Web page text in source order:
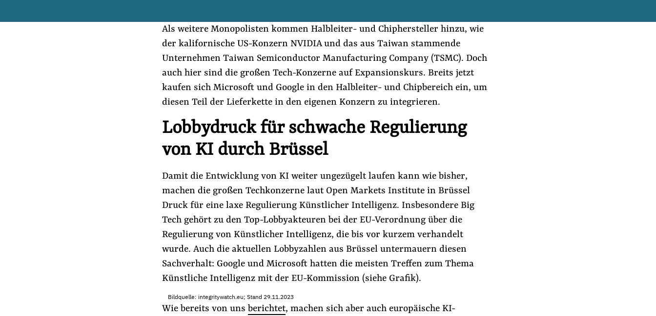
Als weitere Monopolisten kommen Halbleiter- und Chiphersteller hinzu, wie
der kalifornische US-Konzern NVIDIA und das aus Taiwan stammende
Unternehmen Taiwan Semiconductor Manufacturing Company (TSMC). Doch
auch hier sind die großen Tech-Konzerne auf Expansionskurs. Breits jetzt
kaufen sich Microsoft und Google in den Halbleiter- und Chipbereich ein, um
diesen Teil der Lieferkette in den eigenen Konzern zu integrieren.
Lobbydruck für schwache Regulierung
von KI durch Brüssel
Damit die Entwicklung von KI weiter ungezügelt laufen kann wie bisher,
machen die großen Techkonzerne laut Open Markets Institute in Brüssel
Druck für eine laxe Regulierung Künstlicher Intelligenz. Insbesondere Big
Tech gehört zu den Top-Lobbyakteuren bei der EU-Verordnung über die
Regulierung von Künstlicher Intelligenz, die bis vor kurzem verhandelt
wurde. Auch die aktuellen Lobbyzahlen aus Brüssel untermauern diesen
Sachverhalt: Google und Microsoft hatten die meisten Treffen zum Thema
Künstliche Intelligenz mit der EU-Kommission (siehe Grafik).
Bildquelle: integritywatch.eu; Stand 29.11.2023
Wie bereits von uns berichtet, machen sich aber auch europäische KI-